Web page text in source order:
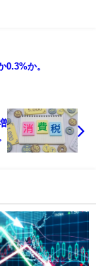
0.3%か。